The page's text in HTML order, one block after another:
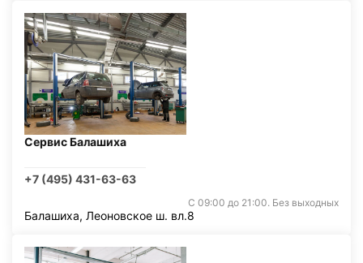
Сервис Балашиха
+7 (495) 431-63-63
С 09:00 до 21:00. Без выходных
Балашиха, Леоновское ш. вл.8